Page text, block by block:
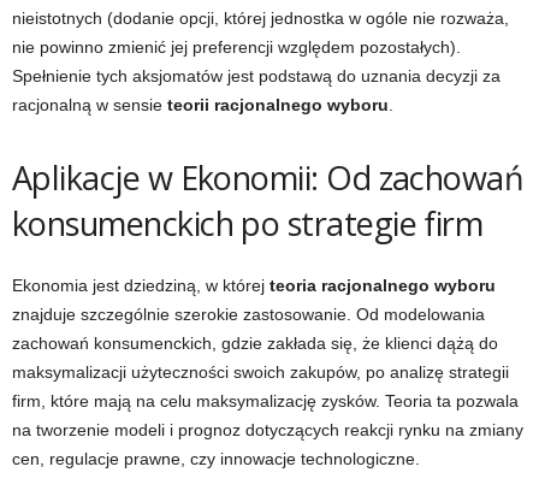
nieistotnych (dodanie opcji, której jednostka w ogóle nie rozważa,
nie powinno zmienić jej preferencji względem pozostałych).
Spełnienie tych aksjomatów jest podstawą do uznania decyzji za
racjonalną w sensie teorii racjonalnego wyboru
Aplikacje w Ekonomii: Od zachowań
konsumenckich po strategie firm
Ekonomia jest dziedziną, w której teoria racjonalnego wyboru
znajduje szczególnie szerokie zastosowanie. Od modelowania
zachowań konsumenckich, gdzie zakłada się, że klienci dążą do
maksymalizacji użyteczności swoich zakupów, po analizę strategii
firm, które mają na celu maksymalizację zysków. Teoria ta pozwala
na tworzenie modeli i prognoz dotyczących reakcji rynku na zmiany
cen, regulacje prawne, czy innowacje technologiczne.